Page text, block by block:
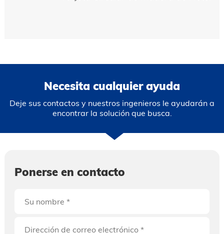
Necesita cualquier ayuda
Deje sus contactos y nuestros ingenieros le ayudarán a
encontrar la solución que busca.
Ponerse en contacto